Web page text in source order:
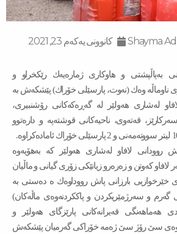
Shayma کانوونی یەکەم 23, 2021
بەپاڵپشتی و هاوكاری ژمارەیەك رێكخراو و
ناوماڵە وەك (نەوت، پارسێلی خۆراك) پێشكەش بە
لافاو لەشاری هەولێر لە گەڕەكەكانی رۆشنبیری،
قەتەوی، ناحیەكانی قوشتەپە و دارەتوو
23/12/2021 پاش روودانی لافاو لەشاری هەولێر كە بەهۆیەوە
لافاو كەوتن و زەرەرو زیانێكی زۆری گیانی و ماڵیان
خێرخوازیی بارزانی پاش رووداوەك ە دەستی بە
گەرم و سەرژمێریكردن و پاككردنەوەی ماڵەكان)
هەماهەنگی قەیرانەكانی پارێزگای هەولێر و
سێ رۆژ سێ ژەمە خۆراكی گەرمیان پێشكەش